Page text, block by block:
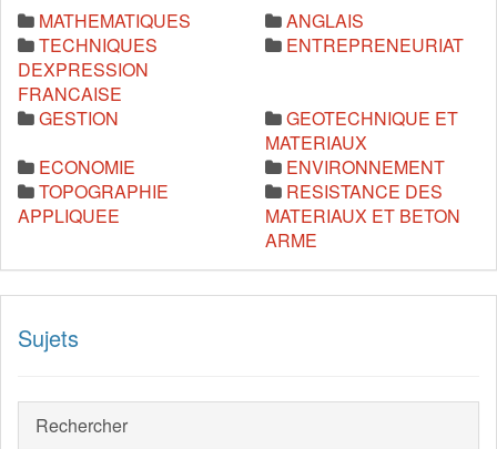
MATHEMATIQUES
ANGLAIS
TECHNIQUES
DEXPRESSION
FRANCAISE
ENTREPRENEURIAT
GESTION
GEOTECHNIQUE ET
MATERIAUX
ECONOMIE
ENVIRONNEMENT
TOPOGRAPHIE
APPLIQUEE
RESISTANCE DES
MATERIAUX ET BETON
ARME
Sujets
Rechercher